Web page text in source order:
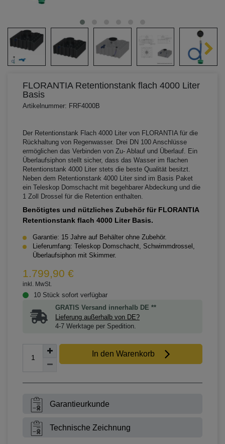
FLORANTIA Retentionstank flach 4000 Liter
Basis
Artikelnummer: FRF4000B
Der Retentionstank Flach 4000 Liter von FLORANTIA für die
Rückhaltung von Regenwasser. Drei DN 100 Anschlüsse
ermöglichen das Verbinden von Zu- Ablauf und Überlauf. Ein
Überlaufsiphon stellt sicher, dass das Wasser im flachen
Retentionstank 4000 Liter stets die beste Qualität besitzt.
Neben dem Retentionstank 4000 Liter sind im Basis Paket
ein Teleskop Domschacht mit begehbarer Abdeckung und die
1 Zoll Drossel für die Retention enthalten.
Benötigtes und nützliches Zubehör für FLORANTIA
Retentionstank flach 4000 Liter Basis.
Garantie: 15 Jahre auf Behälter ohne Zubehör.
Lieferumfang: Teleskop Domschacht, Schwimmdrossel,
Überlaufsiphon mit Skimmer.
1.799,90 €
inkl. MwSt.
10 Stück sofort verfügbar
GRATIS Versand innerhalb DE **
Lieferung außerhalb von DE?
4-7 Werktage per Spedition.
In den Warenkorb
Garantieurkunde
Technische Zeichnung